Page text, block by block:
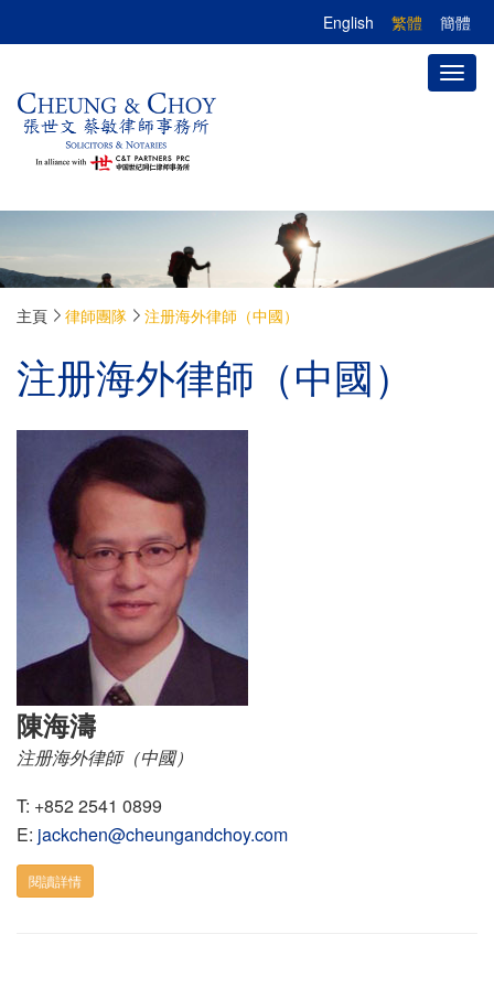
English 繁體 簡體
主頁 律師團隊 注册海外律師（中國）
注册海外律師（中國）
陳海濤
注册海外律師（中國）
T: +852 2541 0899
E: jackchen@cheungandchoy.com
閱讀詳情